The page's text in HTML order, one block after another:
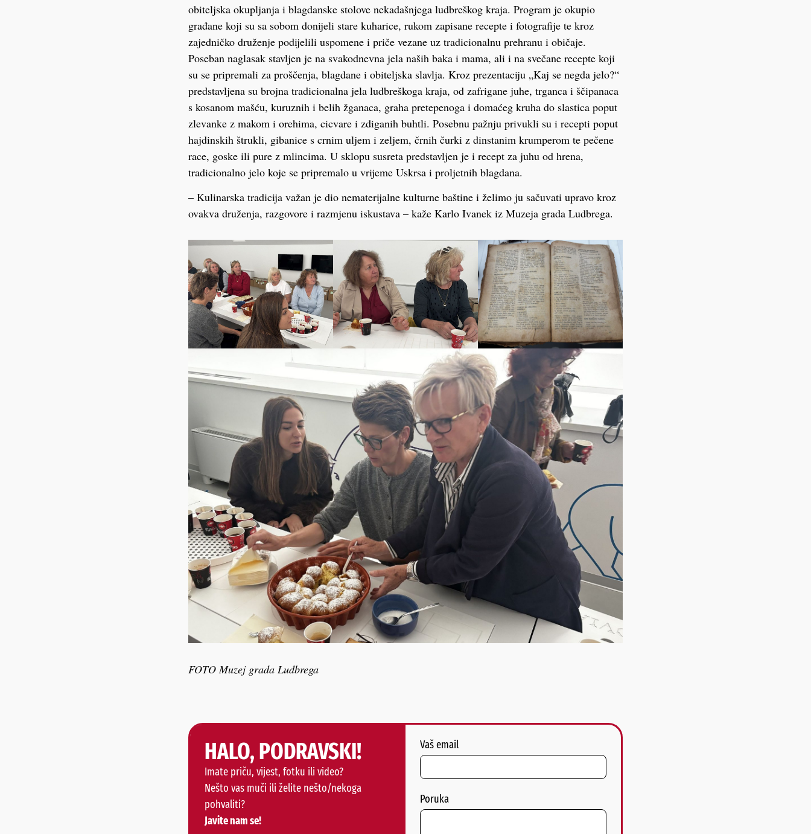
obiteljska okupljanja i blagdanske stolove nekadašnjega ludbreškog kraja. Program je okupio
građane koji su sa sobom donijeli stare kuharice, rukom zapisane recepte i fotografije te kroz
zajedničko druženje podijelili uspomene i priče vezane uz tradicionalnu prehranu i običaje.
Poseban naglasak stavljen je na svakodnevna jela naših baka i mama, ali i na svečane recepte koji
su se pripremali za proščenja, blagdane i obiteljska slavlja. Kroz prezentaciju „Kaj se negda jelo?“
predstavljena su brojna tradicionalna jela ludbreškoga kraja, od zafrigane juhe, trganca i ščipanaca
s kosanom mašću, kuruznih i belih žganaca, graha pretepenoga i domaćeg kruha do slastica poput
zlevanke z makom i orehima, cicvare i zdiganih buhtli. Posebnu pažnju privukli su i recepti poput
hajdinskih štrukli, gibanice s crnim uljem i zeljem, črnih čurki z dinstanim krumperom te pečene
race, goske ili pure z mlincima. U sklopu susreta predstavljen je i recept za juhu od hrena,
tradicionalno jelo koje se pripremalo u vrijeme Uskrsa i proljetnih blagdana.
– Kulinarska tradicija važan je dio nematerijalne kulturne baštine i želimo ju sačuvati upravo kroz
ovakva druženja, razgovore i razmjenu iskustava – kaže Karlo Ivanek iz Muzeja grada Ludbrega.
FOTO Muzej grada Ludbrega
HALO, PODRAVSKI!
Imate priču, vijest, fotku ili video?
Nešto vas muči ili želite nešto/nekoga
pohvaliti?
Javite nam se!
Vaš email
Poruka